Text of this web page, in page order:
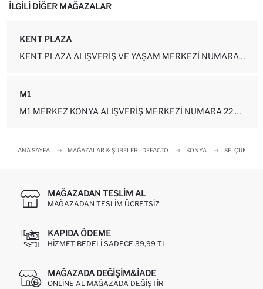
İLGİLİ DİĞER MAĞAZALAR
KENT PLAZA
KENT PLAZA ALIŞVERIŞ VE YAŞAM MERKEZI NUMARA:2-118 SELÇUKLU - KONYA
M1
M1 MERKEZ KONYA ALIŞVERIŞ MERKEZI NUMARA 22 MAĞAZA 63-B SELÇUKLU - ...
ANA SAYFA MAĞAZALAR & ŞUBELER | DEFACTO KONYA SELÇUKLU
MAĞAZADAN TESLIM AL
MAĞAZADAN TESLIM ÜCRETSIZ
KAPIDA ÖDEME
HIZMET BEDELI SADECE 39,99 TL
MAĞAZADA DEĞIŞIM&İADE
ONLINE AL MAĞAZADA DEĞIŞTIR